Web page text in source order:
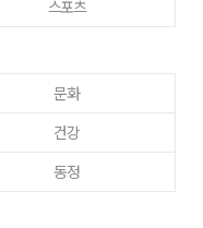
스포츠
문화
건강
동정